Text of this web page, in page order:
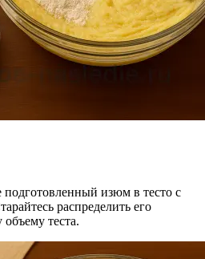
изюм в тесто с
распределить его
теста.